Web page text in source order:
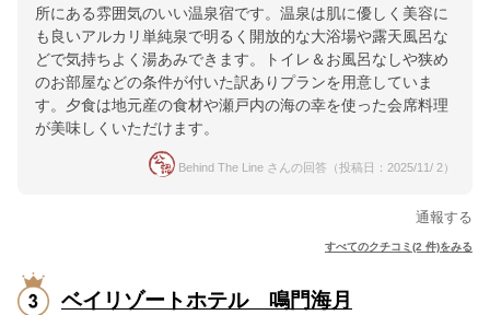
所にある雰囲気のいい温泉宿です。温泉は肌に優しく美容に
も良いアルカリ単純泉で明るく開放的な大浴場や露天風呂な
どで気持ちよく湯あみできます。トイレ＆お風呂なしや狭め
のお部屋などの条件が付いた訳ありプランを用意していま
す。夕食は地元産の食材や瀬戸内の海の幸を使った会席料理
が美味しくいただけます。
Behind The Line さんの回答（投稿日：2025/11/ 2）
通報する
すべてのクチコミ(2 件)をみる
ベイリゾートホテル 鳴門海月